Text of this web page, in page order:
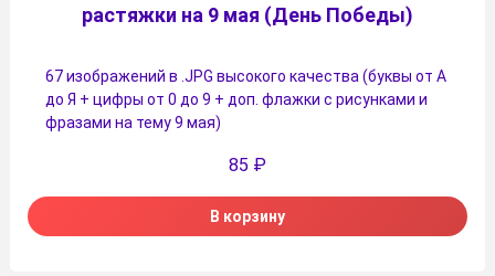
растяжки на 9 мая (День Победы)
67 изображений в .JPG высокого качества (буквы от А
до Я + цифры от 0 до 9 + доп. флажки с рисунками и
фразами на тему 9 мая)
85 ₽
В корзину